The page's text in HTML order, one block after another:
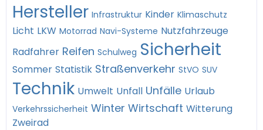
Hersteller Infrastruktur Kinder Klimaschutz
Licht LKW Motorrad Navi-Systeme Nutzfahrzeuge
Radfahrer Reifen Schulweg Sicherheit
Sommer Statistik Straßenverkehr StVO SUV
Technik Umwelt Unfall Unfälle Urlaub
Verkehrssicherheit Winter Wirtschaft Witterung
Zweirad